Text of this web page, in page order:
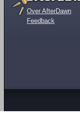
Over AfterDawn
Feedback